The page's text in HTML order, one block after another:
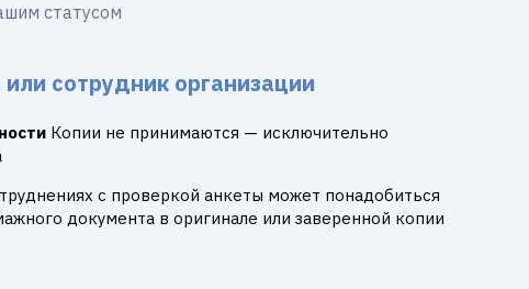
статусом
сотрудник организации
Копии не принимаются — исключительно
с проверкой анкеты может понадобиться
документа в оригинале или заверенной копии